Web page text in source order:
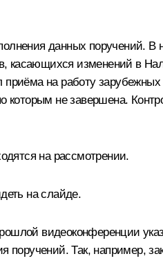
данных поручений.
касающихся изменений в
на работу
не завершена.
на рассмотрении.
на слайде.
видеоконференции
поручений. Так, например,